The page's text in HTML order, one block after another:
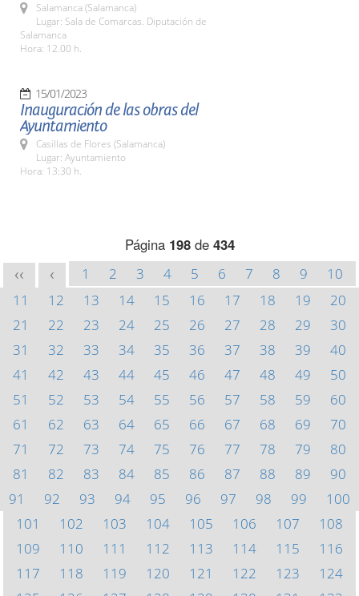
Salamanca (Salamanca)
Lugar: Sala de Comarcas. Diputación de
Salamanca
Hora: 12.00 h.
15/01/2023
Inauguración de las obras del
Ayuntamiento
Casillas de Flores (Salamanca)
Lugar: Ayuntamiento
Hora: 13:30 h.
Página 198de 434
<< < 1 2 3 4 5 6 7 8 9
10
11
12 13 14 15 16 17 18 19
20
21
22 23 24 25 26 27 28 29
30
31
32 33 34 35 36 37 38 39
40
41
42 43 44 45 46 47 48 49
50
51
52 53 54 55 56 57 58 59
60
61
62 63 64 65 66 67 68 69
70
71
72 73 74 75 76 77 78 79
80
81
82 83 84 85 86 87 88 89
90
91
92 93 94 95 96 97 98 99
100
101
102 103 104 105 106 107
108
109
110 111 112 113 114 115
116
117
118 119 120 121 122 123
124